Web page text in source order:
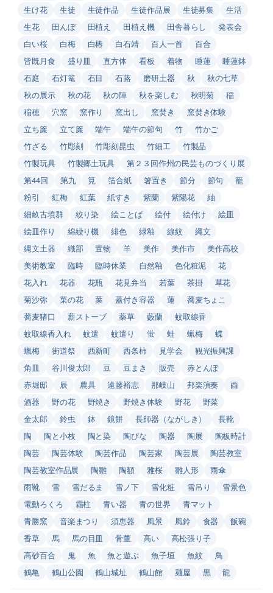
生け花 生徒 生徒作品 生徒作品展 生徒募集
生活
生花
田んぼ 田植え 田植え機 田舎暮らし
発表会
白い桜
白梅 白椿 白石靖 百人一首
百合
皆既月食
盛り皿 直方体 看板 着物 睡蓮
睡蓮鉢
石庭
石灯篭 石目 石蕗 磨研土器 秋
秋の七草
秋の展示
秋の花 秋の陣 秋を楽しむ 秋明菊
稲
稲穂
穴窯 窯作り 窯出し 窯焚き
窯焚き体験
立ち簾
立て簾 端午 端午の節句 竹
竹かご
竹ざる
竹彫刻 竹彫刻昆虫 竹細工
竹製品
竹製玩具
竹製郷土玩具
第２３回作州の民芸ものづくり展
第44回
第九 筧 箔合紙 箸置き 節分 節句
籠
粉引
紅梅 紅葉 紙すき 紫蘭 紫陽花
紬
細畝古墳群
絞り染 絵ことば 絵付 絵付け
絵皿
絵皿作り
綿繰り機 緋色 緑釉 線紋
縄文
縄文土器
織部 置物 羊 美作 美作市
美作高校
美術教室
臨時 臨時休業 自然釉 色化粧泥
花
花入れ
花器 花瓶 花見弁当 若葉 茶掛
草花
菊沙弥
菜の花 葉 蓋付き容器 蓮
蕎麦ちょこ
蕎麦猪口
薪ストーブ 薬草 藪蘭
蚊取線香
蚊取線香入れ
蚊遣 蚊遣り 蛍 蛙 蝋梅
蝶
蠟梅
街道祭 西新町 西条柿 見学会
観光振興課
角皿
谷川俊太郎 豆 豆まき 販売
赤とんぼ
赤堀邸
辰 農具 遠藤裕志 那岐山 邦楽演奏
酉
酒器
野の花 野焼き 野焼き体験 野花
野菜
金太郎
鈴虫 鉢 鏡餅 長師器（ながしき）
長靴
陶
陶と小枝 陶と染 陶びな 陶器 陶展
陶板時計
陶芸
陶芸体験 陶芸作品 陶芸家 陶芸展
陶芸教室
陶芸教室作品展
陶雛 陶額 雅桜 雛人形
雨傘
雨靴
雪 雪だるま 雪ノ下 雪化粧 雪吊り
雪景色
電動ろくろ
霜柱 青い器 青の世界
青マット
青勝窯
音楽まつり 須恵器 風景 風鈴 食器
飯碗
香草
馬 馬の目皿 骨董 高い
高松張り子
高砂百合
鬼 魚 魚と遊ぶ 魚子垣 魚紋
鳥
鶴亀
鶴山公園 鶴山城址 鶴山館 麺屋 黒 龍